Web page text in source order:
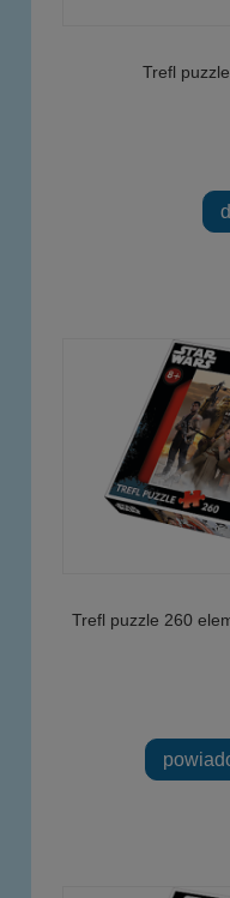
Trefl
Trefl puzzle 260